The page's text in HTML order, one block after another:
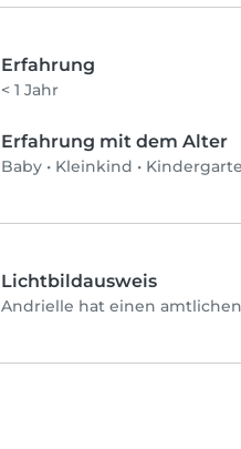
Erfahrung
< 1 Jahr
Erfahrung mit dem Alter
Baby • Kleinkind •
Lichtbildausweis
Andrielle️ hat einen